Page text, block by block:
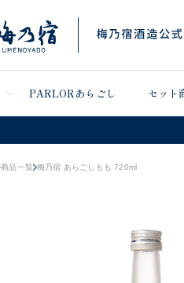
PARLORあらごし セット
商品一覧 梅乃宿 あらごしもも 720ml